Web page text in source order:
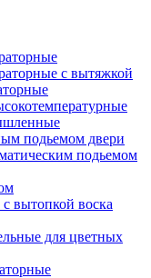
с вытяжкой
подьемом двери
подьемом
вытопкой воска
для цветных